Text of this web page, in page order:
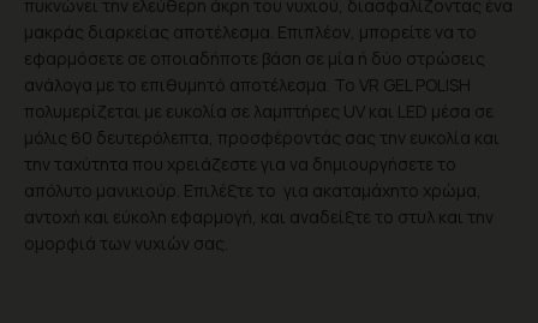
πυκνώνει την ελεύθερη άκρη του νυχιού, διασφαλίζοντας ένα
μακράς διαρκείας αποτέλεσμα. Επιπλέον, μπορείτε να το
εφαρμόσετε σε οποιαδήποτε βάση σε μία ή δύο στρώσεις
ανάλογα με το επιθυμητό αποτέλεσμα. Το VR GEL POLISH
πολυμερίζεται με ευκολία σε λαμπτήρες UV και LED μέσα σε
μόλις 60 δευτερόλεπτα, προσφέροντάς σας την ευκολία και
την ταχύτητα που χρειάζεστε για να δημιουργήσετε το
απόλυτο μανικιούρ. Επιλέξτε το για ακαταμάχητο χρώμα,
αντοχή και εύκολη εφαρμογή, και αναδείξτε το στυλ και την
ομορφιά των νυχιών σας.